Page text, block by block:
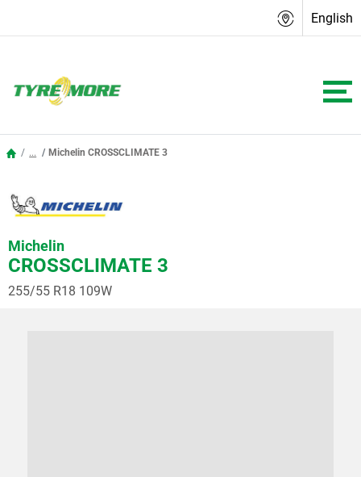
English
... Michelin CROSSCLIMATE 3
Michelin
CROSSCLIMATE 3
255/55 R18 109W